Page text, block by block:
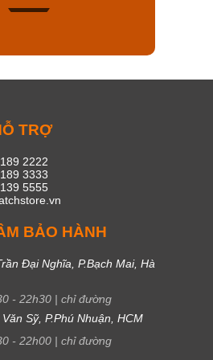
TRỢ
2222
3333
5555
BẢO HÀNH
Đại Nghĩa, P.Bạch Mai, Hà
- 22h30 | chỉ đường
Sỹ, P.Phú Nhuận, HCM
- 22h00 | chỉ đường